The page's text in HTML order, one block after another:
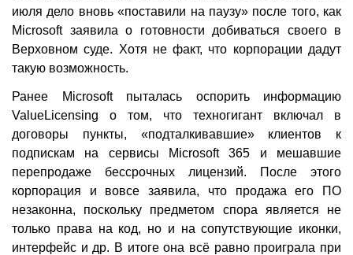
июля дело вновь «поставили на паузу» после того, как
Microsoft заявила о готовности добиваться своего в
Верховном суде. Хотя не факт, что корпорации дадут
такую возможность.
Ранее Microsoft пыталась оспорить информацию
ValueLicensing о том, что техногигант включал в
договоры пункты, «подталкивавшие» клиентов к
подпискам на сервисы Microsoft 365 и мешавшие
перепродаже бессрочных лицензий. После этого
корпорация и вовсе заявила, что продажа его ПО
незаконна, поскольку предметом спора является не
только права на код, но и на сопутствующие иконки,
интерфейс и др. В итоге она всё равно проиграла при